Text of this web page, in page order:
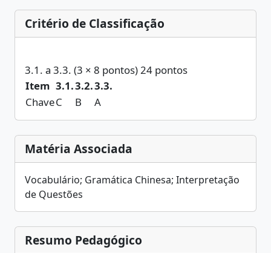
Critério de Classificação
3.1. a 3.3. (3 × 8 pontos) 24 pontos
Item 3.1.3.2.3.3.
ChaveC B A
Matéria Associada
Vocabulário; Gramática Chinesa; Interpretação
de Questões
Resumo Pedagógico